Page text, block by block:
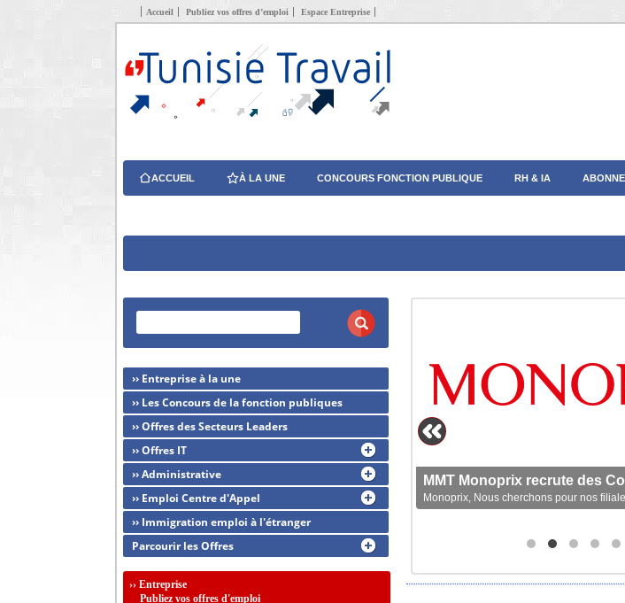
Accueil Publiez vos offres d’emploi Espace Entreprise
ACCUEIL À LA UNE CONCOURS FONCTION PUBLIQUE RH & IA
MMT Monoprix recrute des
Monoprix, Nous cherchons pour nos
›› Entreprise à la une
›› Les Concours de la fonction publiques
›› Offres des Secteurs Leaders
›› Offres IT
›› Administrative
›› Emploi Centre d'Appel
›› Immigration emploi à l'étranger
Parcourir les Offres
›› Entreprise
Publiez vos offres d'emploi